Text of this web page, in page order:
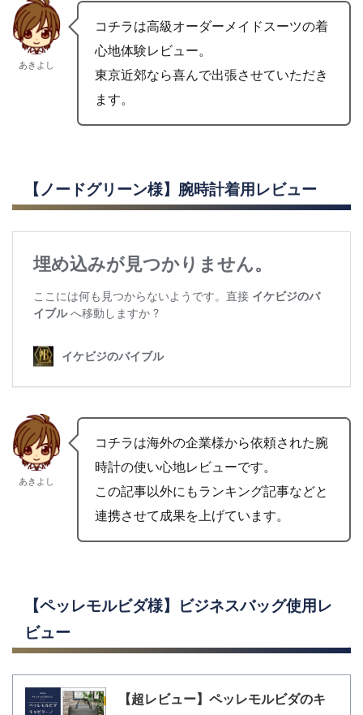
あきよし
コチラは高級オーダーメイドスーツの着
心地体験レビュー。
東京近郊なら喜んで出張させていただき
ます。
【ノードグリーン様】腕時計着用レビュー
あきよし
コチラは海外の企業様から依頼された腕
時計の使い心地レビューです。
この記事以外にもランキング記事などと
連携させて成果を上げています。
【ペッレモルビダ様】ビジネスバッグ使用レ
ビュー
【超レビュー】ペッレモルビダのキ